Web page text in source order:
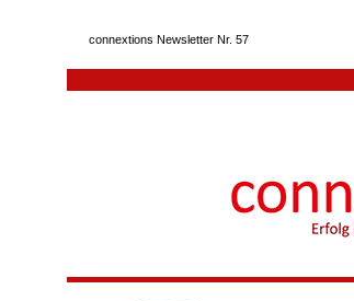
connextions Newsletter Nr. 57